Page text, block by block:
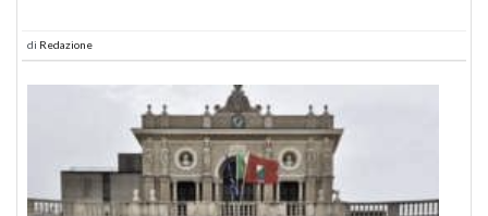
di Redazione